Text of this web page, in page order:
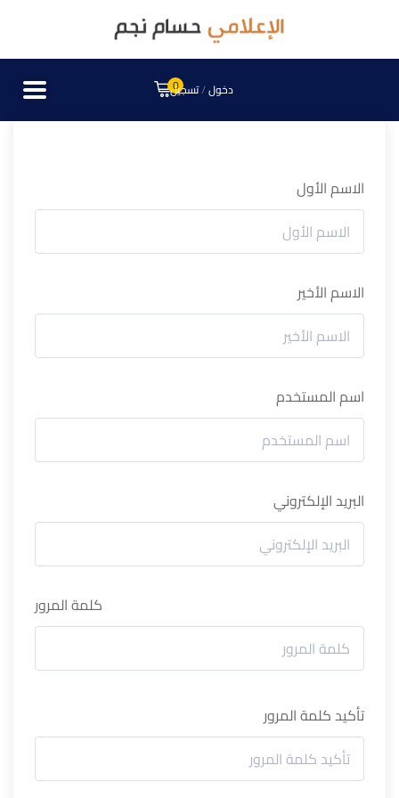
0 دخول/تسجيل
الاسم الأول
الاسم الأخير
اسم المستخدم
البريد الإلكتروني
كلمة المرور
تأكيد كلمة المرور